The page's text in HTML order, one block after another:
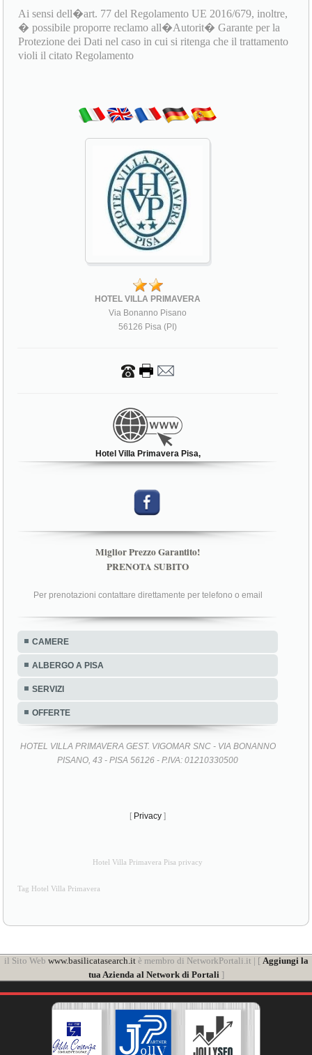
Ai sensi dell�art. 77 del Regolamento UE 2016/679, inoltre,
� possibile proporre reclamo all�Autorit� Garante per la
Protezione dei Dati nel caso in cui si ritenga che il trattamento
violi il citato Regolamento
HOTEL VILLA PRIMAVERA
Via Bonanno Pisano
56126 Pisa (PI)
Hotel Villa Primavera Pisa,
Miglior Prezzo Garantito!
PRENOTA SUBITO
Per prenotazioni contattare direttamente per telefono o email
CAMERE
ALBERGO A PISA
SERVIZI
OFFERTE
HOTEL VILLA PRIMAVERA GEST. VIGOMAR SNC - VIA BONANNO
PISANO, 43 - PISA 56126 - P.IVA: 01210330500
[ Privacy ]
Hotel Villa Primavera Pisa privacy
Tag Hotel Villa Primavera
il Sito Web www.basilicatasearch.itè membro di NetworkPortali.it | [ Aggiungi la
tua Azienda al Network di Portali ]